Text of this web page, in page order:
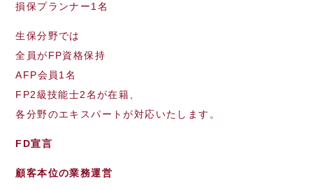
損保プランナー1名
生保分野では
全員がFP資格保持
AFP会員1名
FP2級技能士2名が在籍、
各分野のエキスパートが対応いたします。
FD宣言
顧客本位の業務運営